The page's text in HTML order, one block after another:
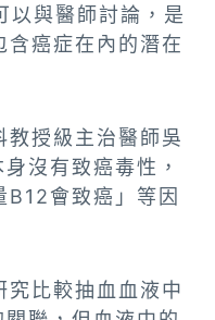
與醫師討論，是
含癌症在內的潛在
教授級主治醫師吳
沒有致癌毒性，
B12會致癌」等因
究比較抽血血液中